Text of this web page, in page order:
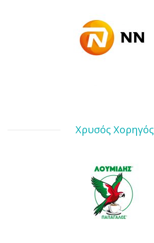
Χρυσός Χορηγός